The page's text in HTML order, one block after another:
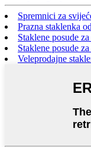
Spremnici za
Prazna staklenka
Staklene posude
Staklene posude
Veleprodajne